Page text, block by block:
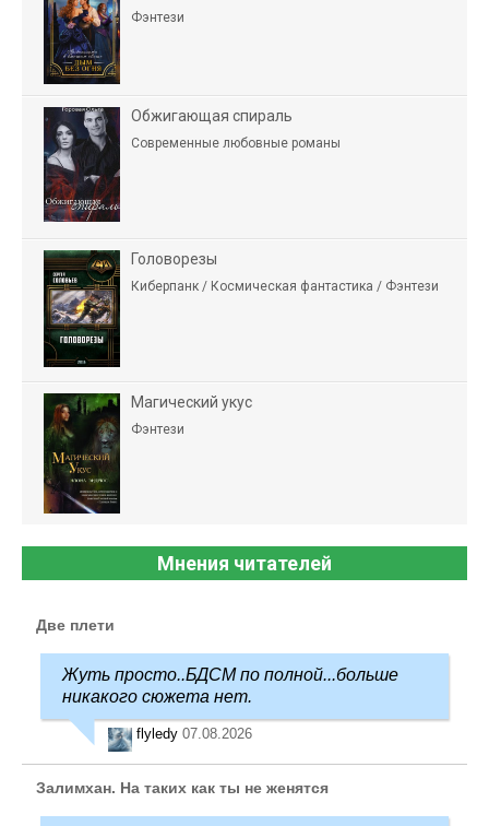
Фэнтези
Обжигающая спираль
Современные любовные романы
Головорезы
Киберпанк / Космическая фантастика / Фэнтези
Магический укус
Фэнтези
Мнения читателей
Две плети
Жуть просто..БДСМ по полной...больше
никакого сюжета нет.
flyledy 07.08.2026
Залимхан. На таких как ты не женятся